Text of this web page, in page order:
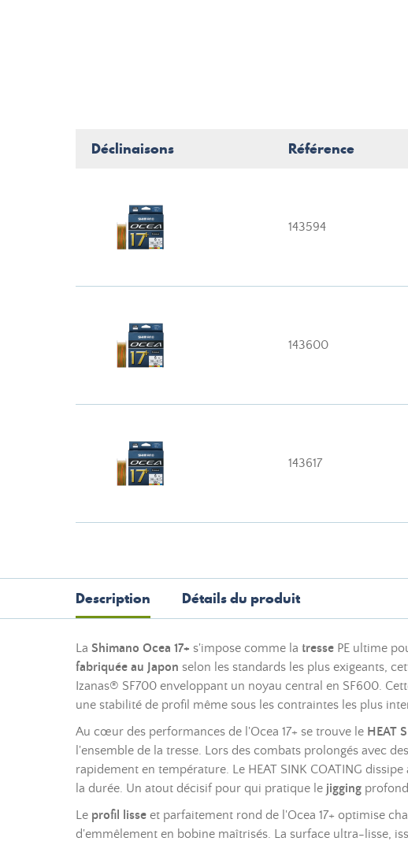
Déclinaisons Référence
143594
143600
143617
Description Détails du produit
La Shimano Ocea 17+ s'impose comme la tresse PE ultime
fabriquée au Japon selon les standards les plus exigeants,
Izanas® SF700 enveloppant un noyau central en SF600.
une stabilité de profil même sous les contraintes les plus
Au cœur des performances de l'Ocea 17+ se trouve le HEAT
l'ensemble de la tresse. Lors des combats prolongés avec
rapidement en température. Le HEAT SINK COATING
la durée. Un atout décisif pour qui pratique le jigging
Le profil lisse et parfaitement rond de l'Ocea 17+ optimise
d'emmêlement en bobine maîtrisés. La surface ultra-lisse,